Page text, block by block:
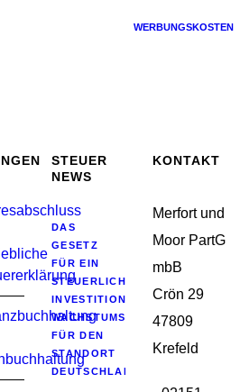
WERBUNGSKOSTEN
STEUER
NEWS
DAS
GESETZ
FÜR EIN
STEUERLICHES
WACHSTUMSIMPULSE
FÜR DEN
STANDORT
DEUTSCHLAND
KONTAKT
Merfort und
Moor PartG
mbB
Crön 29
47809
Krefeld